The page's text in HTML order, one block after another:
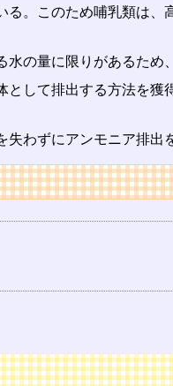
る。このため哺乳類は
の量に限りがあるため
として排出する方法を
わずにアンモニア排出